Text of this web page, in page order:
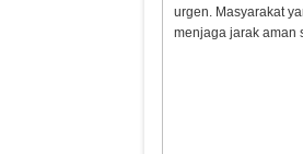
urgen. Masyarakat
menjaga jarak aman